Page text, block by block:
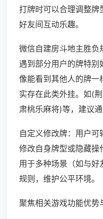
打牌时可以合理调整牌
好友间互动乐趣。
微信自建房斗地主胜负
遇到部分用户的牌特别
像能看到其他人的牌一
实存在此类外挂。如(
肃桃乐麻将)等，建议
自定义修改牌：用户可
修改自身牌型或隐藏操
用于多种场景（如与
规则，维护公平环境。
聚焦相关游戏功能优势